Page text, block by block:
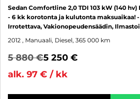
Sedan Comfortline 2,0 TDI 103 kW (140
- 6 kk korotonta ja kulutonta maksuaikaa!
Irrotettava, Vakionopeudensäädin,
2012 , Manuaali, Diesel, 365 000 km
5 880 €5 250 €
alk. 97 € / kk